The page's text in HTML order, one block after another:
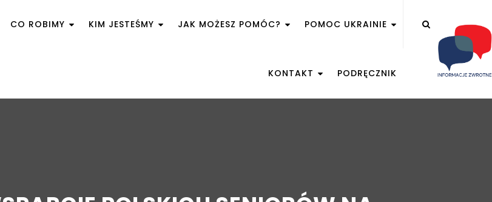
CO ROBIMY KIM JESTEŚMY JAK MOŻESZ POMÓC? POMOC UKRAINIE
KONTAKT PODRĘCZNIK